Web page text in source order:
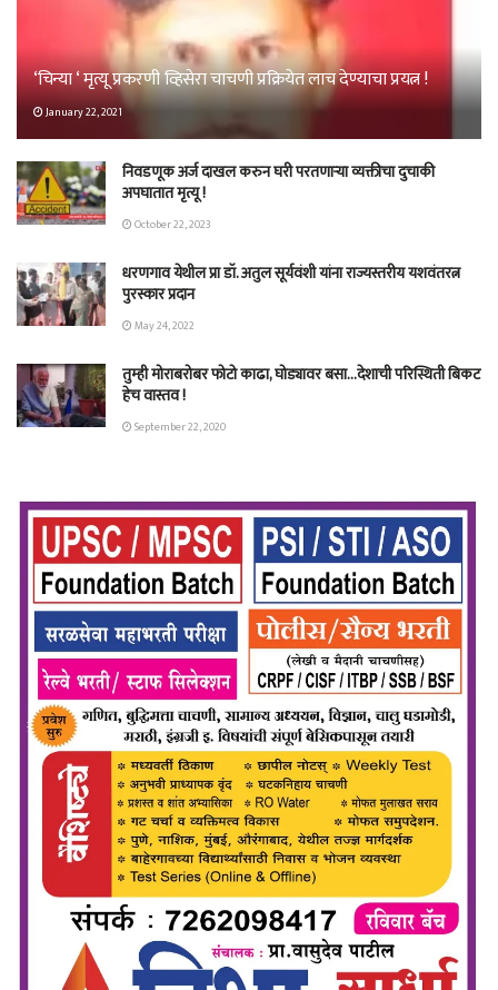
‘चिन्या ‘ मृत्यू प्रकरणी व्हिसेरा चाचणी प्रक्रियेत लाच देण्याचा प्रयत्न !
January 22, 2021
निवडणूक अर्ज दाखल करुन घरी परतणाऱ्या व्यक्तीचा दुचाकी
अपघातात मृत्यू !
October 22, 2023
धरणगाव येथील प्रा डॉ. अतुल सूर्यवंशी यांना राज्यस्तरीय यशवंतरत्न
पुरस्कार प्रदान
May 24, 2022
तुम्ही मोराबरोबर फोटो काढा, घोड्यावर बसा…देशाची परिस्थिती बिकट
हेच वास्तव !
September 22, 2020